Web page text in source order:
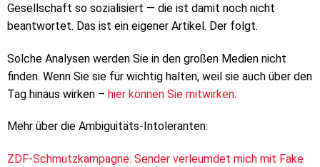
Gesellschaft so sozialisiert — die ist damit noch nicht
beantwortet. Das ist ein eigener Artikel. Der folgt.
Solche Analysen werden Sie in den großen Medien nicht
finden. Wenn Sie sie für wichtig halten, weil sie auch über den
Tag hinaus wirken – hier können Sie mitwirken.
Mehr über die Ambiguitäts-Intoleranten:
ZDF-Schmutzkampagne: Sender verleumdet mich mit Fake